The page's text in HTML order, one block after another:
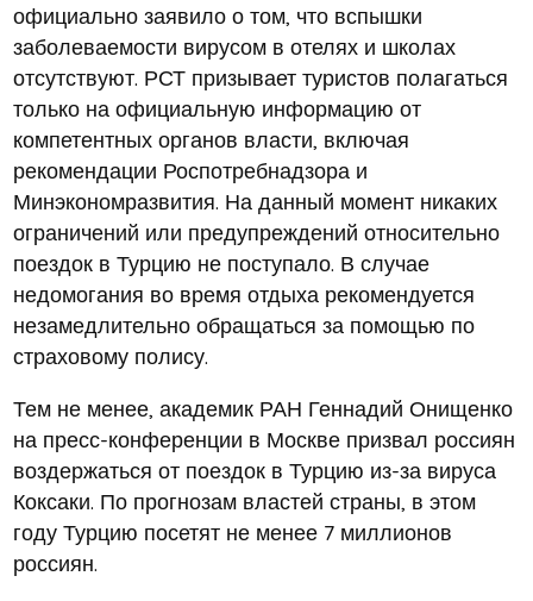
официально заявило о том, что вспышки
заболеваемости вирусом в отелях и школах
отсутствуют. РСТ призывает туристов полагаться
только на официальную информацию от
компетентных органов власти, включая
рекомендации Роспотребнадзора и
Минэкономразвития. На данный момент никаких
ограничений или предупреждений относительно
поездок в Турцию не поступало. В случае
недомогания во время отдыха рекомендуется
незамедлительно обращаться за помощью по
страховому полису.
Тем не менее, академик РАН Геннадий Онищенко
на пресс-конференции в Москве призвал россиян
воздержаться от поездок в Турцию из-за вируса
Коксаки. По прогнозам властей страны, в этом
году Турцию посетят не менее 7 миллионов
россиян.